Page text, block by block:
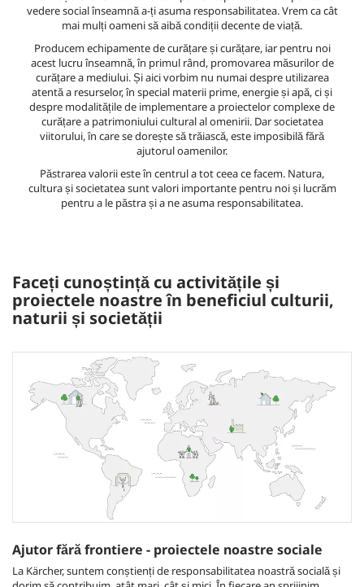
vedere social înseamnă a-ți asuma responsabilitatea. Vrem ca cât
mai mulți oameni să aibă condiții decente de viață.
Producem echipamente de curățare și curățare, iar pentru noi
acest lucru înseamnă, în primul rând, promovarea măsurilor de
curățare a mediului. Și aici vorbim nu numai despre utilizarea
atentă a resurselor, în special materii prime, energie și apă, ci și
despre modalitățile de implementare a proiectelor complexe de
curățare a patrimoniului cultural al omenirii. Dar societatea
viitorului, în care se dorește să trăiască, este imposibilă fără
ajutorul oamenilor.
Păstrarea valorii este în centrul a tot ceea ce facem. Natura,
cultura și societatea sunt valori importante pentru noi și lucrăm
pentru a le păstra și a ne asuma responsabilitatea.
Faceți cunoștință cu activitățile și
proiectele noastre în beneficiul culturii,
naturii și societății
Ajutor fără frontiere - proiectele noastre sociale
La Kärcher, suntem conștienți de responsabilitatea noastră socială și